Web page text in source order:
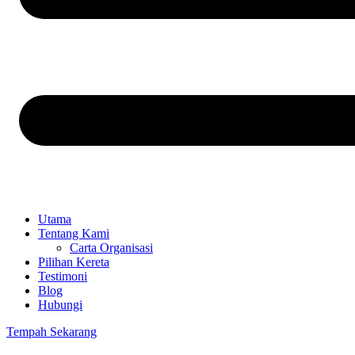
Utama
Tentang Kami
Carta Organisasi
Pilihan Kereta
Testimoni
Blog
Hubungi
Tempah Sekarang